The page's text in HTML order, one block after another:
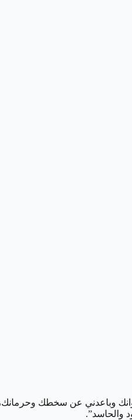
وباعدني عن سخطك
والحاسد”.